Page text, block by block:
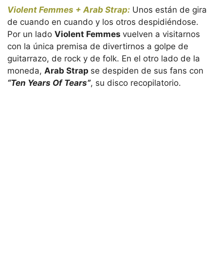
Violent Femmes + Arab Strap: Unos están de gira
de cuando en cuando y los otros despidiéndose.
Por un lado Violent Femmes vuelven a visitarnos
con la única premisa de divertirnos a golpe de
guitarrazo, de rock y de folk. En el otro lado de la
moneda, Arab Strap se despiden de sus fans con
“Ten Years Of Tears”, su disco recopilatorio.